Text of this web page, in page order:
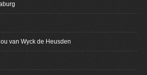
van Wyck de Heusden